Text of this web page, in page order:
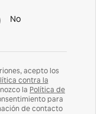
No
acepto los
contra la
la Política de
para
de contacto